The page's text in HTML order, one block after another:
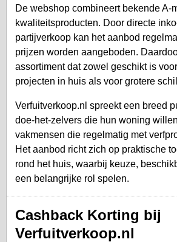
De webshop combineert bekende A-
kwaliteitsproducten. Door directe
partijverkoop kan het aanbod
prijzen worden aangeboden.
assortiment dat zowel geschikt is
projecten in huis als voor grotere
Verfuitverkoop.nl spreekt een breed
doe-het-zelvers die hun woning
vakmensen die regelmatig met
Het aanbod richt zich op praktische
rond het huis, waarbij keuze,
een belangrijke rol spelen.
Cashback Korting bij
Verfuitverkoop.nl